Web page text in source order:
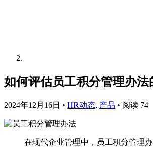
如何评估员工积分管理办法
2024年12月16日 • HR动态, 产品 • 阅读 74
在现代企业管理中，员工积分管理